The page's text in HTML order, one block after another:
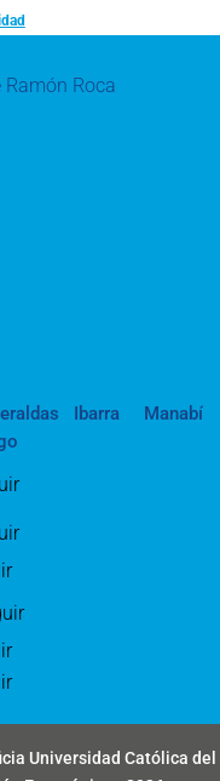
Roca
Ibarra
Manabí
Universidad Católica del